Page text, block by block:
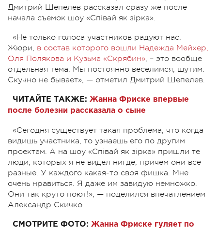
Дмитрий Шепелев рассказал сразу же после
начала съемок шоу «Співай як зірка».
«Не только голоса участников радуют нас.
Жюри, в состав которого вошли Надежда Мейхер,
Оля Полякова и Кузьма «Скрябин», – это вообще
отдельная тема. Мы постоянно веселимся, шутим.
Скучно не бывает», — отметил Дмитрий Шепелев.
ЧИТАЙТЕ ТАКЖЕ: Жанна Фриске впервые
после болезни рассказала о сыне
«Сегодня существует такая проблема, что когда
видишь участника, то узнаешь его по другим
проектам. А на шоу «Співай як зірка» пришли те
люди, которых я не видел нигде, причем они все
разные. У каждого какая-то своя фишка. Мне
очень нравиться. Я даже им завидую немножко.
Они так круто поют!», — поделился впечатлением
Александр Скичко.
СМОТРИТЕ ФОТО: Жанна Фриске гуляет по